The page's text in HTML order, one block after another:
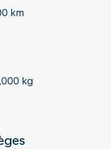
km
kg